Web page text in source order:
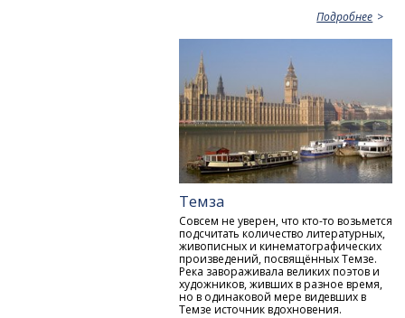
Подробнее
Темза
Совсем не уверен, что кто-то возьмется
подсчитать количество литературных,
живописных и кинематографических
произведений, посвящённых Темзе.
Река завораживала великих поэтов и
художников, живших в разное время,
но в одинаковой мере видевших в
Темзе источник вдохновения.